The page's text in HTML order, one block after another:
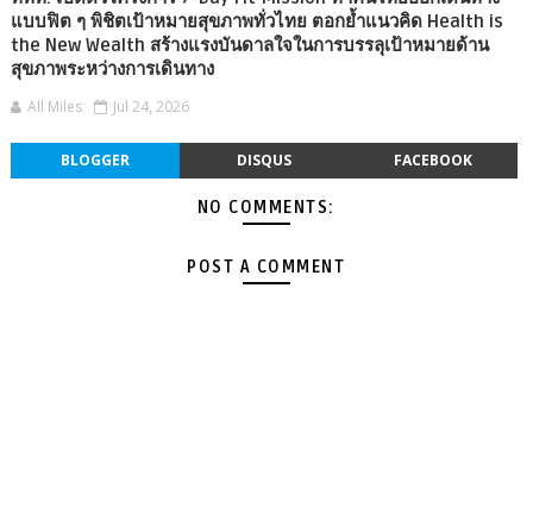
แบบฟิต ๆ พิชิตเป้าหมายสุขภาพทั่วไทย ตอกย้ำแนวคิด Health is
the New Wealth สร้างแรงบันดาลใจในการบรรลุเป้าหมายด้าน
สุขภาพระหว่างการเดินทาง
All Miles Jul 24, 2026
BLOGGER DISQUS FACEBOOK
NO COMMENTS:
POST A COMMENT